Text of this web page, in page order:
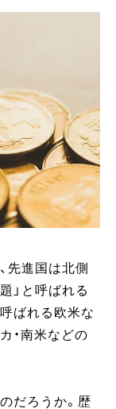
先進国は北側
」と呼ばれる
ばれる欧米な
・南米などの
だろうか。歴